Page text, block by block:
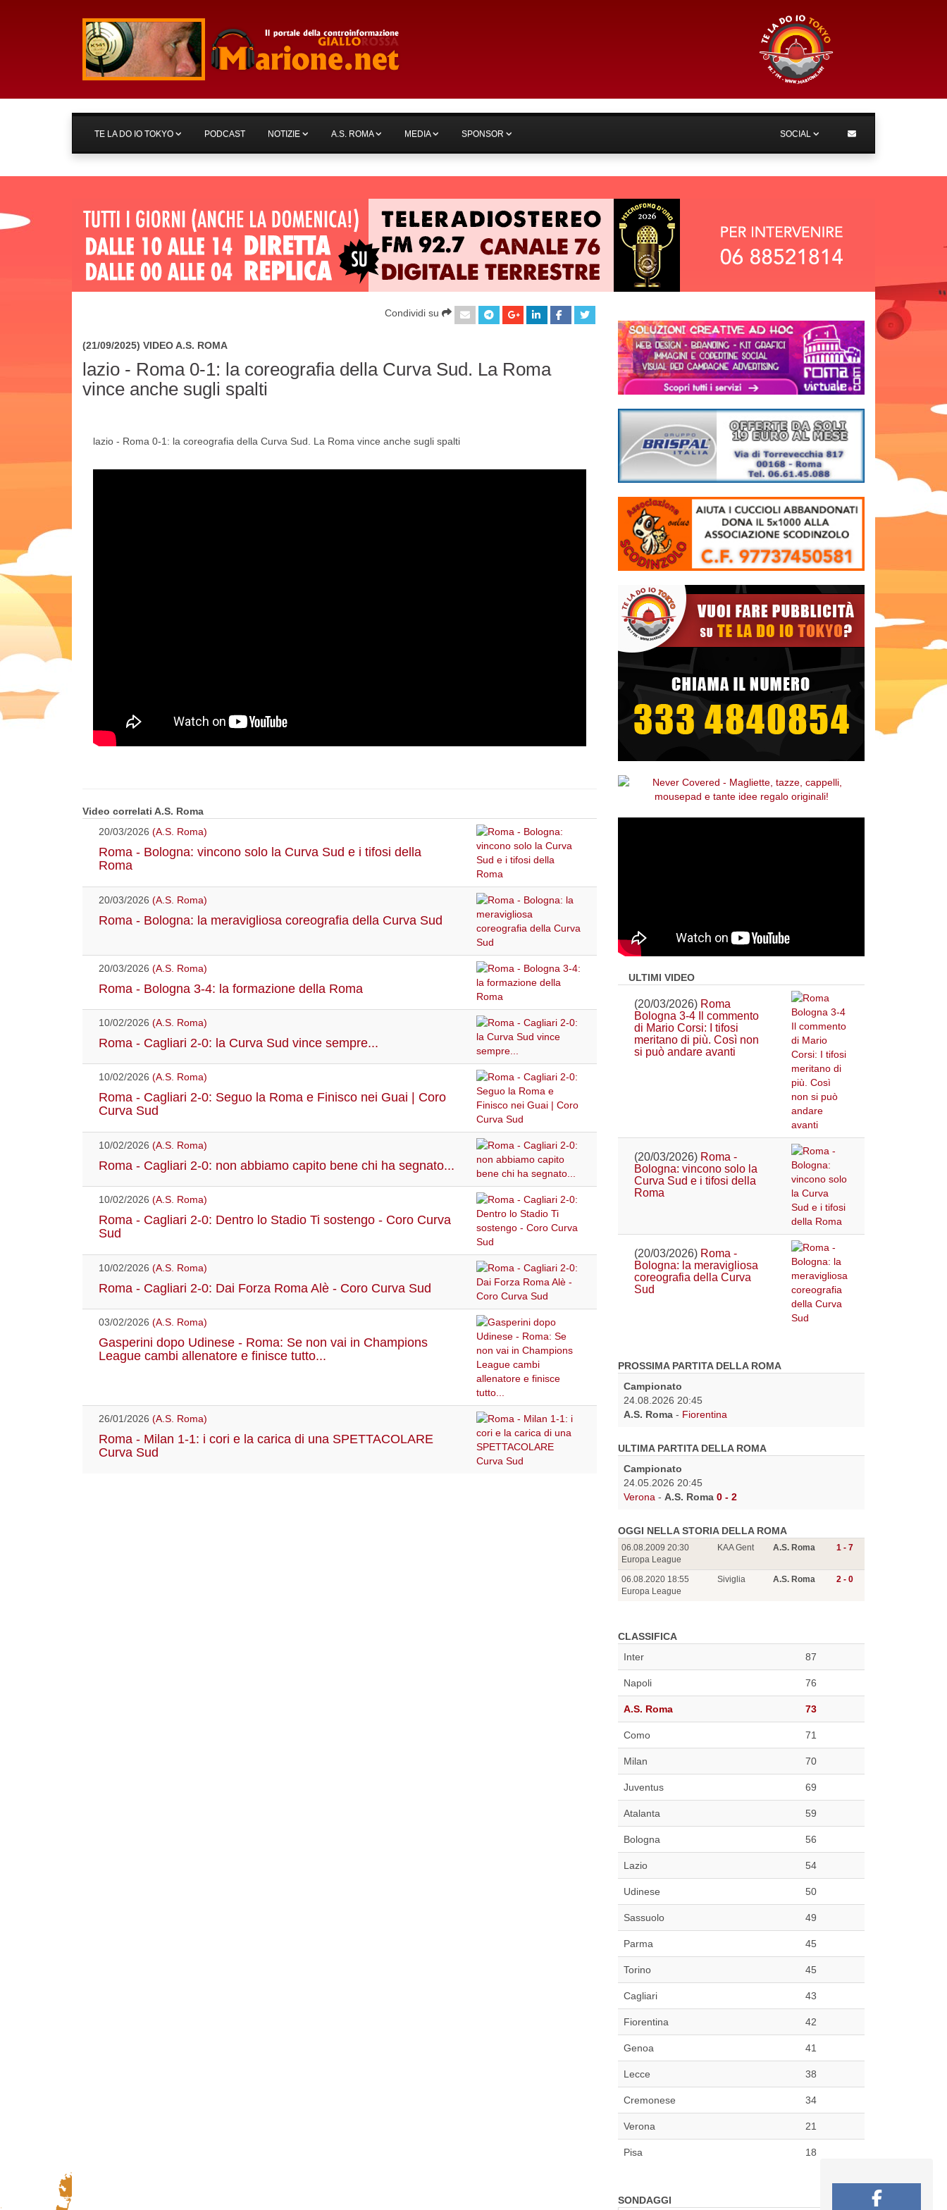
TE LA DO IO TOKYO PODCAST NOTIZIE A.S. ROMA MEDIA SPONSOR SOCIAL
Condividi su
(21/09/2025) VIDEOA.S. ROMA
lazio - Roma 0-1: la coreografia della Curva Sud. La Roma
vince anche sugli spalti
lazio - Roma 0-1: la coreografia della Curva Sud. La Roma vince anche sugli spalti
Video correlati A.S. Roma
20/03/2026 (A.S. Roma)
Roma - Bologna: vincono solo la Curva Sud e i tifosi della
Roma
20/03/2026 (A.S. Roma)
Roma - Bologna: la meravigliosa coreografia della Curva Sud
20/03/2026 (A.S. Roma)
Roma - Bologna 3-4: la formazione della Roma
10/02/2026 (A.S. Roma)
Roma - Cagliari 2-0: la Curva Sud vince sempre...
10/02/2026 (A.S. Roma)
Roma - Cagliari 2-0: Seguo la Roma e Finisco nei Guai | Coro
Curva Sud
10/02/2026 (A.S. Roma)
Roma - Cagliari 2-0: non abbiamo capito bene chi ha segnato...
10/02/2026 (A.S. Roma)
Roma - Cagliari 2-0: Dentro lo Stadio Ti sostengo - Coro Curva
Sud
10/02/2026 (A.S. Roma)
Roma - Cagliari 2-0: Dai Forza Roma Alè - Coro Curva Sud
03/02/2026 (A.S. Roma)
Gasperini dopo Udinese - Roma: Se non vai in Champions
League cambi allenatore e finisce tutto...
26/01/2026 (A.S. Roma)
Roma - Milan 1-1: i cori e la carica di una SPETTACOLARE
Curva Sud
ULTIMI VIDEO
(20/03/2026) Roma
Bologna 3-4 Il commento
di Mario Corsi: I tifosi
meritano di più. Così non
si può andare avanti
(20/03/2026) Roma -
Bologna: vincono solo la
Curva Sud e i tifosi della
Roma
(20/03/2026) Roma -
Bologna: la meravigliosa
coreografia della Curva
Sud
PROSSIMA PARTITA DELLA ROMA
Campionato
24.08.2026 20:45
A.S. Roma - Fiorentina
ULTIMA PARTITA DELLA ROMA
Campionato
24.05.2026 20:45
Verona - A.S. Roma 0 - 2
OGGI NELLA STORIA DELLA ROMA
06.08.2009 20:30
Europa League
KAA Gent A.S. Roma 1 - 7
06.08.2020 18:55
Europa League
Siviglia A.S. Roma 2 - 0
CLASSIFICA
Inter
87
Napoli 76
A.S. Roma 73
Como 71
Milan 70
Juventus 69
Atalanta 59
Bologna 56
Lazio 54
Udinese 50
Sassuolo 49
Parma 45
Torino 45
Cagliari 43
Fiorentina 42
Genoa 41
Lecce 38
Cremonese 34
Verona 21
Pisa 18
SONDAGGI